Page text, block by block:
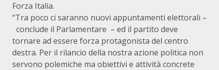
Forza Italia.
“Tra poco ci saranno nuovi appuntamenti elettorali –
conclude il Parlamentare – ed il partito deve
tornare ad essere forza protagonista del centro
destra. Per il rilancio della nostra azione politica non
servono polemiche ma obiettivi e attività concrete